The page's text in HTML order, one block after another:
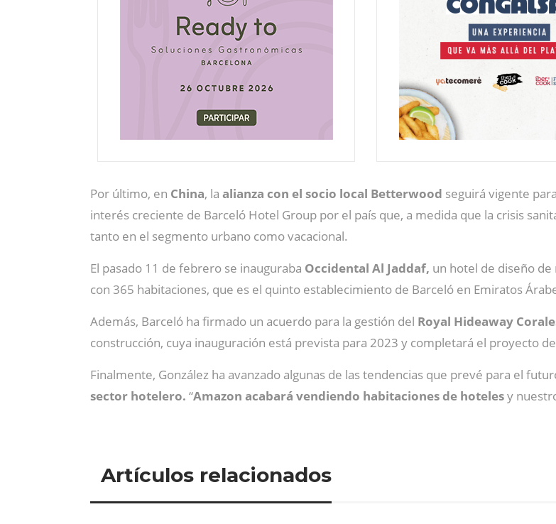
Por último, en China, la alianza con el socio local Betterwood seguirá vigente para
interés creciente de Barceló Hotel Group por el país que, a medida que la crisis
tanto en el segmento urbano como vacacional.
El pasado 11 de febrero se inauguraba Occidental Al Jaddaf, un hotel de diseño
con 365 habitaciones, que es el quinto establecimiento de Barceló en Emiratos
Además, Barceló ha firmado un acuerdo para la gestión del Royal Hideaway
construcción, cuya inauguración está prevista para 2023 y completará el proyecto
Finalmente, González ha avanzado algunas de las tendencias que prevé para el
sector hotelero. “Amazon acabará vendiendo habitaciones de hotelesy
Artículos relacionados